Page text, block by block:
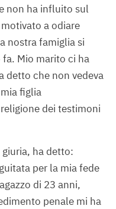
non ha influito sul
a odiare
nostra famiglia si
Mio marito ci ha
detto che non vedeva
figlia
dei testimoni
ha detto:
per la mia fede
di 23 anni,
penale mi ha